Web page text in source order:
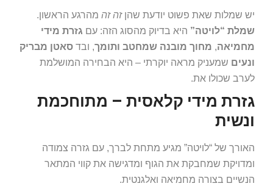
יש שמלות שאת פשוט יודעת שהןזה זה מהרגע הראשון.
שמלת “לויטה” היא בדיוק מהסוג הזה: עם גזרת מידי
מחמיאה, מחוך מובנה שמחטב ותומך, ובד סאטן מבריק
ונעים שמעניק מראה יוקרתי – היא הבחירה המושלמת
לערב שכולו את.
גזרת מידי קלאסית – מתוחכמת
ונשית
האורך של “לויטה” מגיע מתחת לברך, עם גזרה צמודה
ומדויקת שמחבקת את הגוף ומדגישה את קווי המתאר
הנשיים בצורה מחמיאה ואלגנטית.